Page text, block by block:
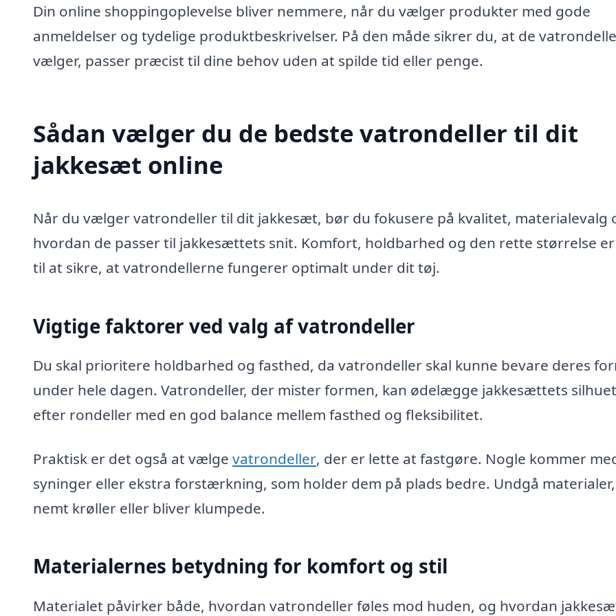
Din online shoppingoplevelse bliver nemmere, når du vælger produkter med gode
anmeldelser og tydelige produktbeskrivelser. På den måde sikrer du, at de
vælger, passer præcist til dine behov uden at spilde tid eller penge.
Sådan vælger du de bedste vatrondeller til dit
jakkesæt online
Når du vælger vatrondeller til dit jakkesæt, bør du fokusere på kvalitet, materialevalg
hvordan de passer til jakkesættets snit. Komfort, holdbarhed og den rette størrelse
til at sikre, at vatrondellerne fungerer optimalt under dit tøj.
Vigtige faktorer ved valg af vatrondeller
Du skal prioritere holdbarhed og fasthed, da vatrondeller skal kunne bevare deres
under hele dagen. Vatrondeller, der mister formen, kan ødelægge jakkesættets
efter rondeller med en god balance mellem fasthed og fleksibilitet.
Praktisk er det også at vælge vatrondeller, der er lette at fastgøre. Nogle kommer
syninger eller ekstra forstærkning, som holder dem på plads bedre. Undgå
nemt krøller eller bliver klumpede.
Materialernes betydning for komfort og stil
Materialet påvirker både, hvordan vatrondeller føles mod huden, og hvordan